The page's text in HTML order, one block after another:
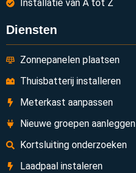
Installatie van A tot Z
Diensten
Zonnepanelen plaatsen
Thuisbatterij installeren
Meterkast aanpassen
Nieuwe groepen aanleggen
Kortsluiting onderzoeken
Laadpaal instaleren